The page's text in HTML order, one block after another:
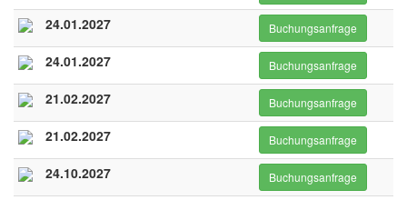
24.01.2027 Buchungsanfrage
24.01.2027 Buchungsanfrage
21.02.2027 Buchungsanfrage
21.02.2027 Buchungsanfrage
24.10.2027 Buchungsanfrage